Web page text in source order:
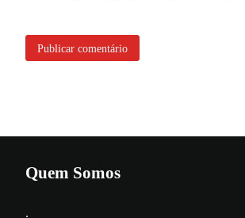
Quem Somos
.